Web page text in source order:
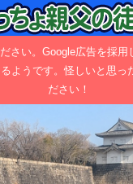
さい。Google広告を採用
ようです。怪しいと思っ
ださい！